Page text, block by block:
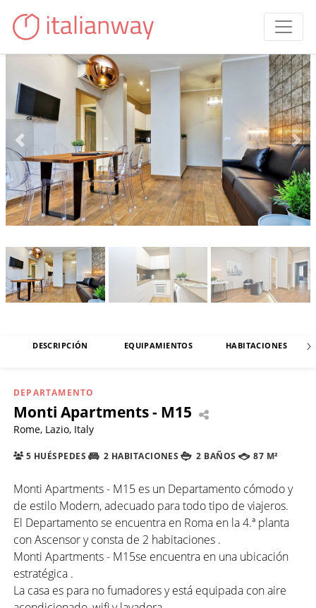
DESCRIPCIÓN EQUIPAMIENTOS HABITACIONES
DEPARTAMENTO
Monti Apartments - M15
Rome, Lazio, Italy
5 HUÉSPEDES 2 HABITACIONES 2 BAÑOS 87 M²
Monti Apartments - M15 es un Departamento cómodo y
de estilo Modern, adecuado para todo tipo de viajeros.
El Departamento se encuentra en Roma en la 4.ª planta
con Ascensor y consta de 2 habitaciones .
Monti Apartments - M15se encuentra en una ubicación
estratégica .
La casa es para no fumadores y está equipada con aire